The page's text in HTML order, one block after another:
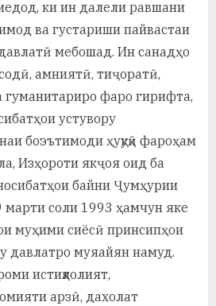
ки ин далели равшани
ва густариши пайвастаи
мебошад. Ин санадҳо
амниятӣ, тиҷоратӣ,
гуманитариро фаро гирифта,
устувору
боэътимоди ҳуқуқӣ фароҳам
Изҳороти якҷоя оид ба
байни Ҷумҳурии
соли 1993 ҳамчун яке
муҳими сиёсӣ принсипҳои
давлатро муяайян намуд.
истиқлолият,
арзӣ, дахолат